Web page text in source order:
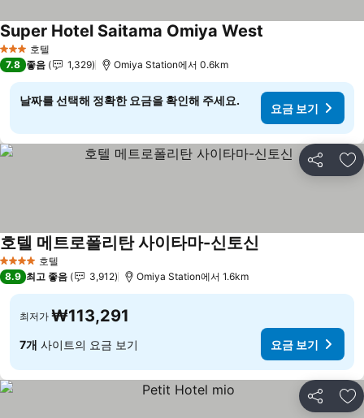
3 성급 호텔
Super Hotel Saitama Omiya West
7.8 좋음 1,329 Omiya Station에서 0.6km
날짜를 선택해 정확한 요금을 확인해 주세요.
요금 보기
공유 즐
4 성급 호텔
호텔 메트로폴리탄 사이타마-신토신
8.9 최고 좋음 3,912 Omiya Station에서 1.6km
최저가 ₩113,291
7개 사이트의 요금 보기 요금 보기
공유 즐